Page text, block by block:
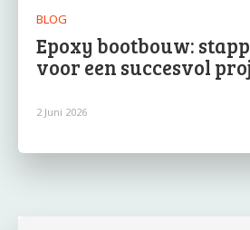
BLOG
Epoxy bootbouw:
voor een succesvol
2 Juni 2026